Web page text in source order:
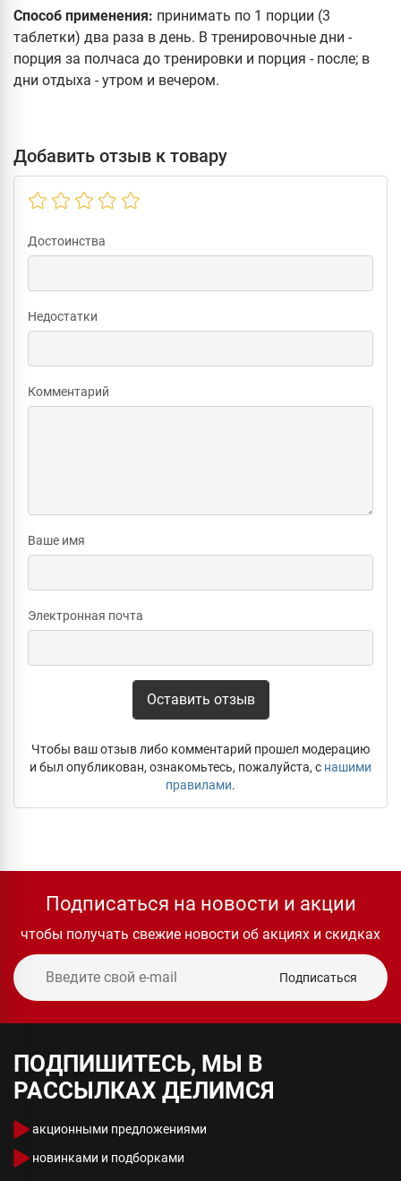
Способ применения: принимать по 1 порции (3
таблетки) два раза в день. В тренировочные дни -
порция за полчаса до тренировки и порция - после; в
дни отдыха - утром и вечером.
Добавить отзыв к товару
Достоинства
Недостатки
Комментарий
Ваше имя
Электронная почта
Оставить отзыв
Чтобы ваш отзыв либо комментарий прошел модерацию
и был опубликован, ознакомьтесь, пожалуйста, с нашими
правилами.
Подписаться на новости и акции
чтобы получать свежие новости об акциях и скидках
Подписаться
ПОДПИШИТЕСЬ, МЫ В
РАССЫЛКАХ ДЕЛИМСЯ
акционными предложениями
новинками и подборками